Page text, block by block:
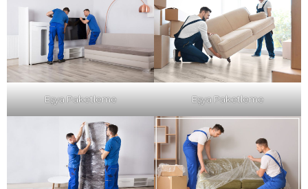
Eşya Paketleme Eşya Paketleme